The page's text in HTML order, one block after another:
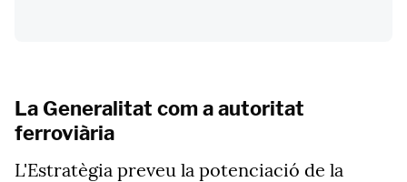
La Generalitat com a autoritat
ferroviària
L'Estratègia preveu la potenciació de la